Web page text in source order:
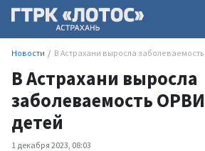
Новости В Астрахани выросла
В Астрахани выросла
заболеваемость
детей
1 декабря 2023, 08:03